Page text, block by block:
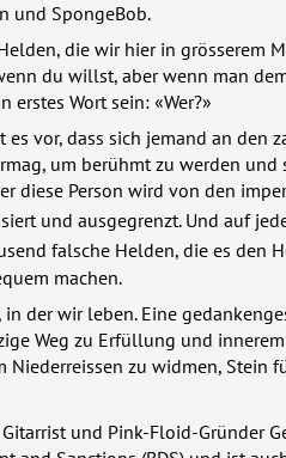
und SpongeBob.
die wir hier in grösserem
du willst, aber wenn man
erstes Wort sein: «Wer?»
vor, dass sich jemand an den
um berühmt zu werden und
diese Person wird von den
und ausgegrenzt. Und auf
falsche Helden, die es den
machen.
der wir leben. Eine
Weg zu Erfüllung und
Niederreissen zu widmen, Stein
und Pink-Floid-Gründer